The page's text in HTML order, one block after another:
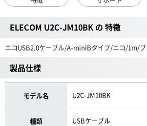
ELECOM U2C-JM10BK の 特徴
エコUSB2.0ケーブル/A-miniBタイプ/エコ/1m/ブ
製品仕様
モデル名 U2C-JM10BK
種類 USBケーブル